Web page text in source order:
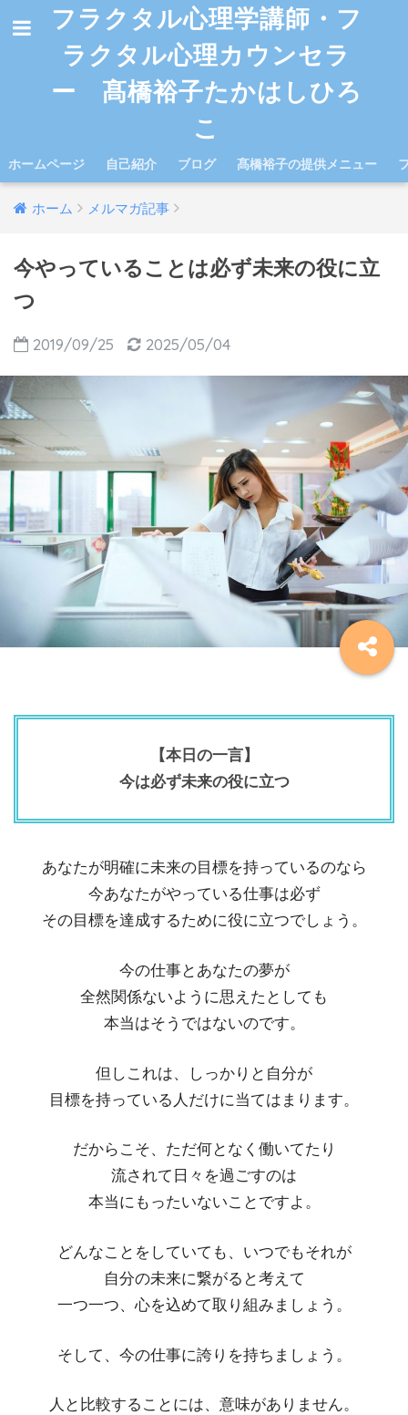
フラクタル心理学講師・フ
ラクタル心理カウンセラ
ー 髙橋裕子たかはしひろ
こ
ホームページ 自己紹介 ブログ 髙橋裕子の提供メニュー
ホーム メルマガ記事
今やっていることは必ず未来の役に立
つ
2019/09/25 2025/05/04
【本日の一言】
今は必ず未来の役に立つ
あなたが明確に未来の目標を持っているのなら
今あなたがやっている仕事は必ず
その目標を達成するために役に立つでしょう。
今の仕事とあなたの夢が
全然関係ないように思えたとしても
本当はそうではないのです。
但しこれは、しっかりと自分が
目標を持っている人だけに当てはまります。
だからこそ、ただ何となく働いてたり
流されて日々を過ごすのは
本当にもったいないことですよ。
どんなことをしていても、いつでもそれが
自分の未来に繋がると考えて
一つ一つ、心を込めて取り組みましょう。
そして、今の仕事に誇りを持ちましょう。
人と比較することには、意味がありません。